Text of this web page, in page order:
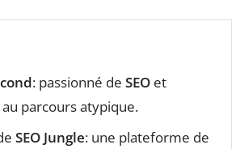
: passionné de SEO et
parcours atypique.
SEO Jungle: une plateforme de